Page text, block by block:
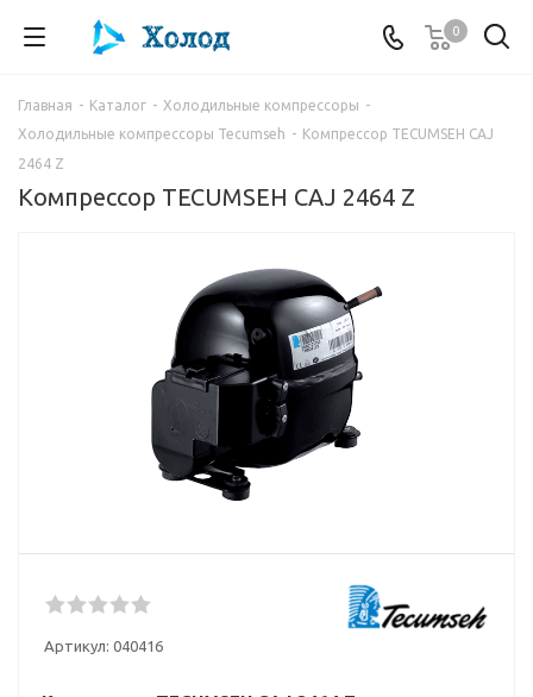
0
Главная - Каталог - Холодильные компрессоры -
Холодильные компрессоры Tecumseh - Компрессор TECUMSEH CAJ
2464 Z
Компрессор TECUMSEH CAJ 2464 Z
Артикул: 040416